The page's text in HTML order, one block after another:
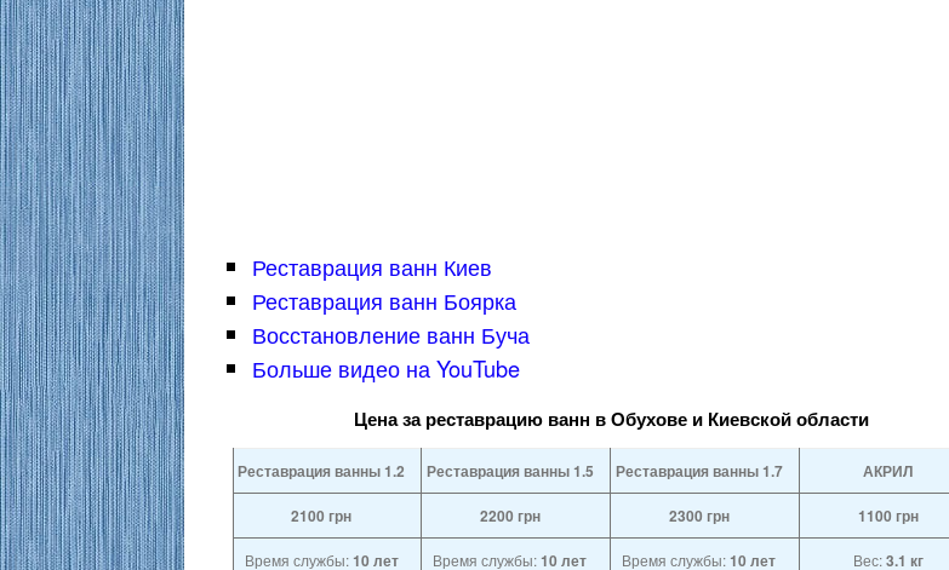
Реставрация ванн Киев
Реставрация ванн Боярка
Восстановление ванн Буча
Больше видео на YouTube
Цена за реставрацию ванн в Обухове и Киевской области
Реставрация ванны 1.2 Реставрация ванны 1.5 Реставрация ванны 1.7 АКРИЛ
2100 грн 2200 грн 2300 грн 1100 грн
Время службы:10 лет Время службы:10 лет Время службы:10 лет Вес:3.1 кг